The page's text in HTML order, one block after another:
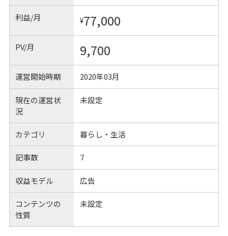
利益/月 ¥77,000
PV/月 9,700
運営開始時期 2020年03月
現在の運営状
況
未設定
カテゴリ 暮らし・生活
記事数 7
収益モデル 広告
コンテンツの
性質
未設定